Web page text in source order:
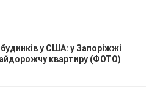
у США: у Запоріжжі
квартиру (ФОТО)